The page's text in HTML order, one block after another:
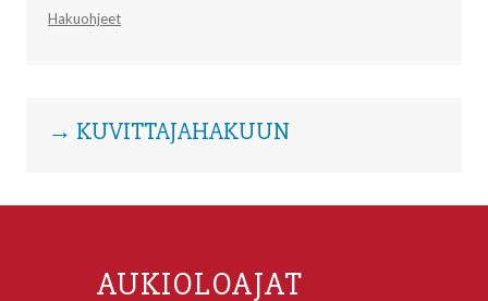
Hakuohjeet
→ KUVITTAJAHAKUUN
AUKIOLOAJAT